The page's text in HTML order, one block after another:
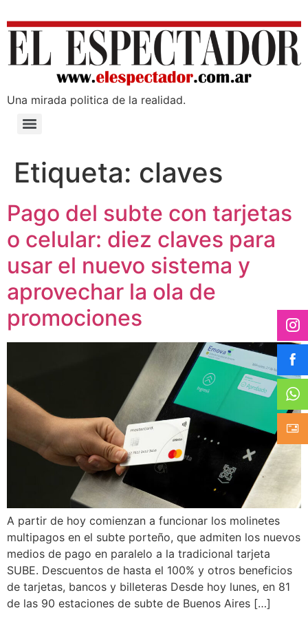
Una mirada poli­tica de la realidad.
Etiqueta: claves
Pago del subte con tarjetas
o celular: diez claves para
usar el nuevo sistema y
aprovechar la ola de
promociones
A partir de hoy comienzan a funcionar los molinetes
multipagos en el subte porteño, que admiten los nuevos
medios de pago en paralelo a la tradicional tarjeta
SUBE. Descuentos de hasta el 100% y otros beneficios
de tarjetas, bancos y billeteras Desde hoy lunes, en 81
de las 90 estaciones de subte de Buenos Aires […]